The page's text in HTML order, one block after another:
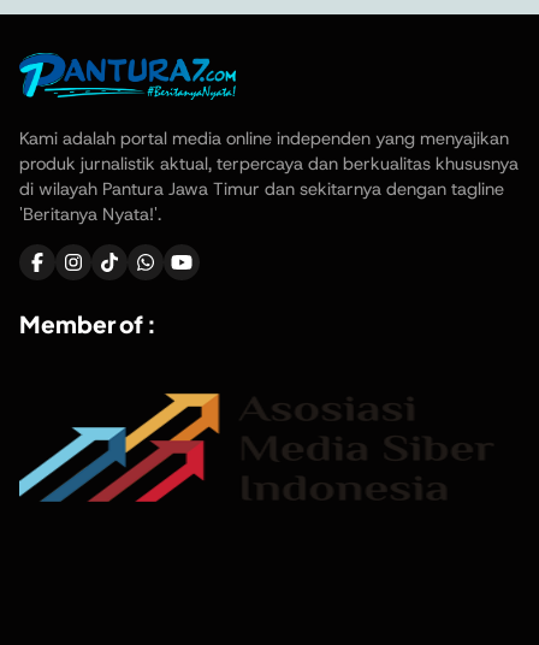
Kami adalah portal media online independen yang menyajikan
produk jurnalistik aktual, terpercaya dan berkualitas khususnya
di wilayah Pantura Jawa Timur dan sekitarnya dengan tagline
'Beritanya Nyata!'.
Member of :